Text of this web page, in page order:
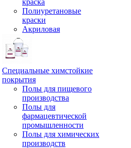
краска
Полиуретановые
краски
Акриловая
Специальные химстойкие
покрытия
Полы для пищевого
производства
Полы для
фармацевтической
промышленности
Полы для химических
производств